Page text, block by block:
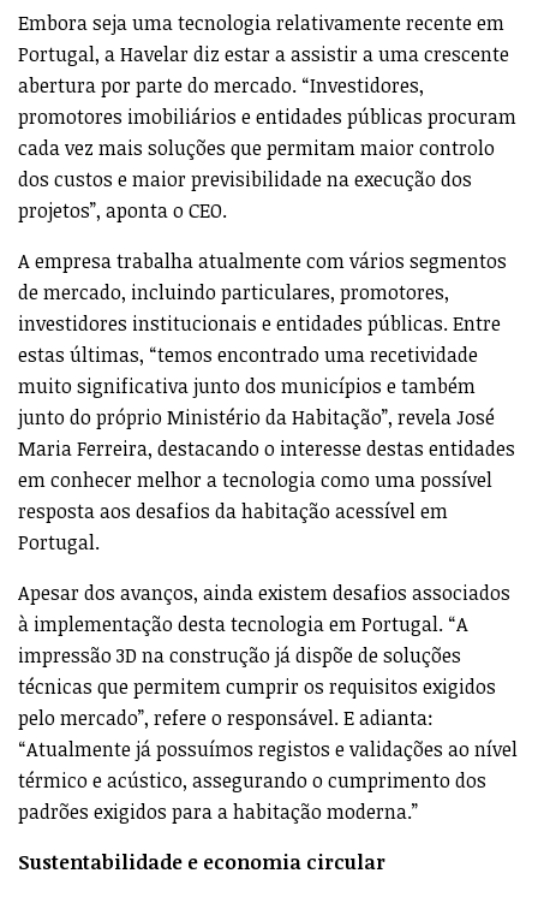
Embora seja uma tecnologia relativamente recente em
Portugal, a Havelar diz estar a assistir a uma crescente
abertura por parte do mercado. “Investidores,
promotores imobiliários e entidades públicas procuram
cada vez mais soluções que permitam maior controlo
dos custos e maior previsibilidade na execução dos
projetos”, aponta o CEO.
A empresa trabalha atualmente com vários segmentos
de mercado, incluindo particulares, promotores,
investidores institucionais e entidades públicas. Entre
estas últimas, “temos encontrado uma recetividade
muito significativa junto dos municípios e também
junto do próprio Ministério da Habitação”, revela José
Maria Ferreira, destacando o interesse destas entidades
em conhecer melhor a tecnologia como uma possível
resposta aos desafios da habitação acessível em
Portugal.
Apesar dos avanços, ainda existem desafios associados
à implementação desta tecnologia em Portugal. “A
impressão 3D na construção já dispõe de soluções
técnicas que permitem cumprir os requisitos exigidos
pelo mercado”, refere o responsável. E adianta:
“Atualmente já possuímos registos e validações ao nível
térmico e acústico, assegurando o cumprimento dos
padrões exigidos para a habitação moderna.”
Sustentabilidade e economia circular